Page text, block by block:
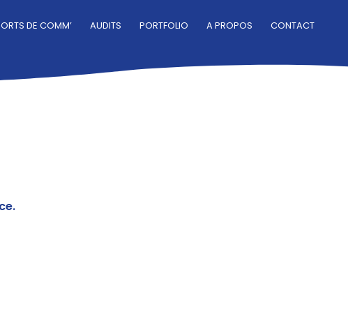
DE COMM’ AUDITS PORTFOLIO A PROPOS CONTACT